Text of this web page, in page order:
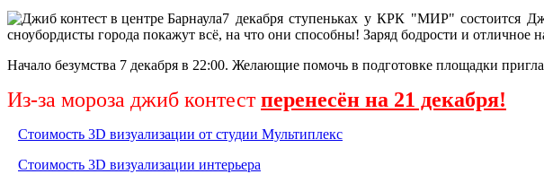
7 декабря ступеньках у КРК "МИР" состоится
сноубордисты города покажут всё, на что они способны! Заряд бодрости и отличное
Начало безумства 7 декабря в 22:00. Желающие помочь в подготовке площадки
Из-за мороза джиб контестперенесён на 21 декабря!
Стоимость 3D визуализации от студии Мультиплекс
Стоимость 3D визуализации интерьера